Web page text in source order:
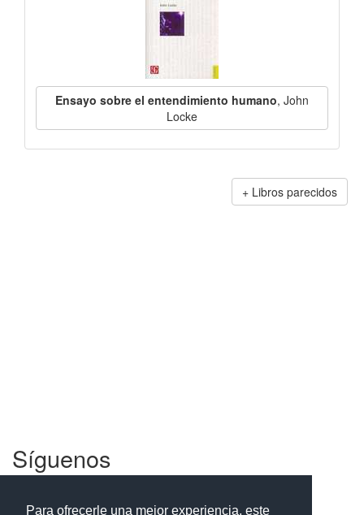
Para ofrecerle una mejor experiencia, este
Ensayo sobre el entendimiento humano, John
Locke
Libros parecidos
Síguenos